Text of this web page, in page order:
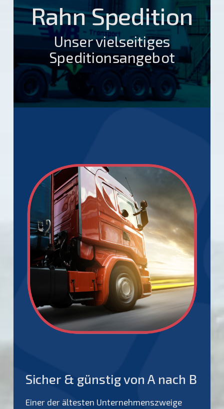
Rahn Spedition
Unser vielseitiges
Speditionsangebot
Sicher & günstig von A nach B
Einer der ältesten Unternehmenszweige